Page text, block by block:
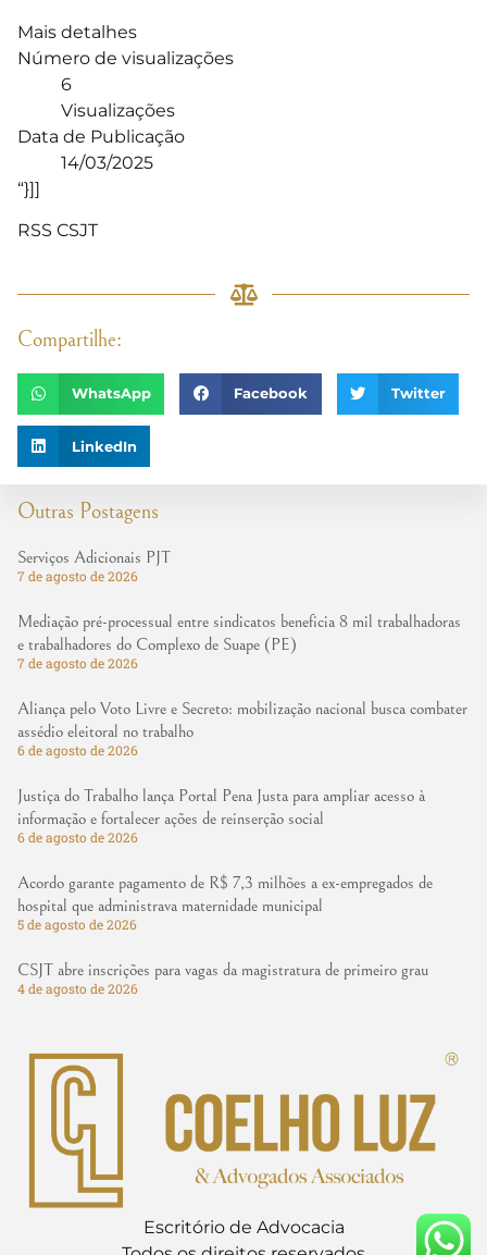
Outras Postagens
Serviços Adicionais PJT
7 de agosto de 2026
Mediação pré-processual entre sindicatos beneficia 8 mil trabalhadoras
e trabalhadores do Complexo de Suape (PE)
7 de agosto de 2026
Aliança pelo Voto Livre e Secreto: mobilização nacional busca combater
assédio eleitoral no trabalho
6 de agosto de 2026
Justiça do Trabalho lança Portal Pena Justa para ampliar acesso à
informação e fortalecer ações de reinserção social
6 de agosto de 2026
Acordo garante pagamento de R$ 7,3 milhões a ex-empregados de
hospital que administrava maternidade municipal
5 de agosto de 2026
CSJT abre inscrições para vagas da magistratura de primeiro grau
4 de agosto de 2026
Mais detalhes
Número de visualizações
6
Visualizações
Data de Publicação
14/03/2025
“}]]
RSS CSJT
Compartilhe:
WhatsApp Facebook Twitter
LinkedIn
Escritório de Advocacia